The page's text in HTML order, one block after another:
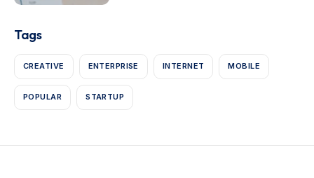
Tags
CREATIVE ENTERPRISE INTERNET MOBILE
POPULAR STARTUP